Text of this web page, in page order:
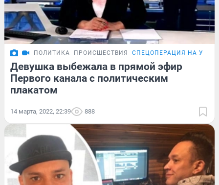
ПОЛИТИКА ПРОИСШЕСТВИЯ СПЕЦОПЕРАЦИЯ НА
Девушка выбежала в прямой эфир
Первого канала с политическим
плакатом
14 марта, 2022, 22:39 888